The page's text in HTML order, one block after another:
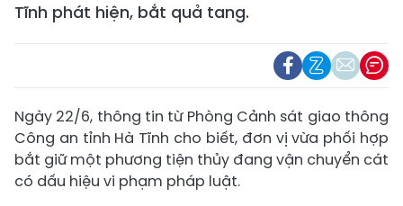
Tĩnh phát hiện, bắt quả tang.
Ngày 22/6, thông tin từ Phòng Cảnh sát giao thông
Công an tỉnh Hà Tĩnh cho biết, đơn vị vừa phối hợp
bắt giữ một phương tiện thủy đang vận chuyển cát
có dấu hiệu vi phạm pháp luật.